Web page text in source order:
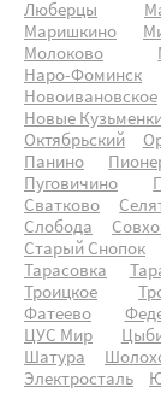
Люберцы
Маришкино
Молоково
Наро-Фоминск
Новоивановское
Новые
Октябрьский
Панино
Пуговичино
Сватково
Слобода
Старый Снопок
Тарасовка
Троицкое
Фатеево
ЦУС Мир
Шатура
Электросталь